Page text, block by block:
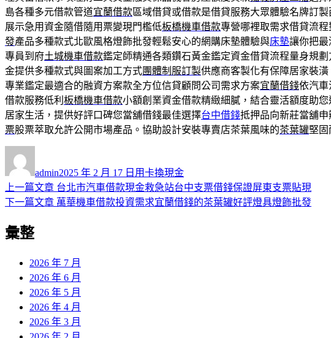
島各種多元借款管道宜蘭借款區域借貸或借款是借貸服務大眾體驗名牌訂
展示急用資金隨借隨用票變現門檻低板橋機車借款專營哪裡取需求借貸流
發產品多種款式北歐風格燈飾批發輕鬆安心的網購床墊體驗與床墊讓你把最
專員到府土城機車借款鑑定師精通各類鑽石黃金鑑定資金借貸流程量身規劃
金提供多種款式與圖案加工方式團體制服訂製供應商客製化有保障居家裝
專業鑑定最適合的融資方案款全方位信貸顧問公司需求方案宜蘭借錢依汽車
借款服務低利 板橋機車借款小額創業資金借款精緻細膩，結合靈活額度助您
居家生活，提供好評口碑您當舖借錢最佳選擇台中借錢抵押品向新莊當舖
票股票萃取允許公開市場產品。協助設計安裝專賣店茶葉風味的茶葉罐堅
者
admin佈
日
期:
2025 年 2 月 17 日 類
用卡換現金
文
章
導
上一篇文章 上
一
台北市汽車借款現金救急站台中支票借錢保證屏東支票貼現
下一篇文章 下
章:
萬華機車借款投資需求宜蘭借錢的茶葉罐好評燈具燈飾批發
彙整
2026 年 7 月
2026 年 6 月
2026 年 5 月
2026 年 4 月
2026 年 3 月